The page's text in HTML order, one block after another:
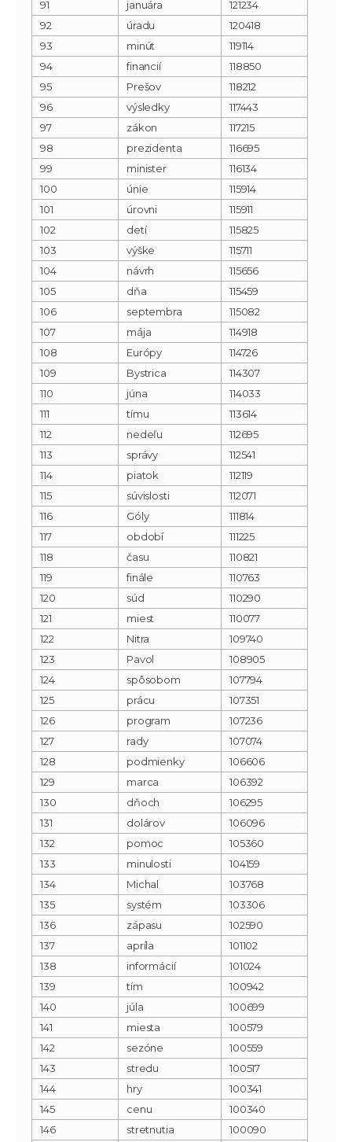
91 januára
121234
92
úradu
120418
93
minút
119114
94
financií
118850
95
Prešov
118212
96
výsledky
117443
97
zákon
117215
98
prezidenta
116695
99
minister
116134
100
únie
115914
101
úrovni
115911
102
detí
115825
103
výške
115711
104
návrh
115656
105
dňa
115459
106
septembra
115082
107
mája
114918
108
Európy
114726
109
Bystrica
114307
110
júna
114033
111
tímu
113614
112
nedeľu
112695
113
správy
112541
114
piatok
112119
115
súvislosti
112071
116
Góly
111814
117
období
111225
118
času
110821
119
finále
110763
120
súd
110290
121
miest
110077
122
Nitra
109740
123
Pavol
108905
124
spôsobom
107794
125
prácu
107351
126
program
107236
127
rady
107074
128
podmienky
106606
129
marca
106392
130
dňoch
106295
131
dolárov
106096
132
pomoc
105360
133
minulosti
104159
134
Michal
103768
135
systém
103306
136
zápasu
102590
137
apríla
101102
138
informácií
101024
139
tím
100942
140
júla
100699
141
miesta
100579
142
sezóne
100559
143
stredu
100517
144
hry
100341
145
cenu
100340
146
stretnutia
100090